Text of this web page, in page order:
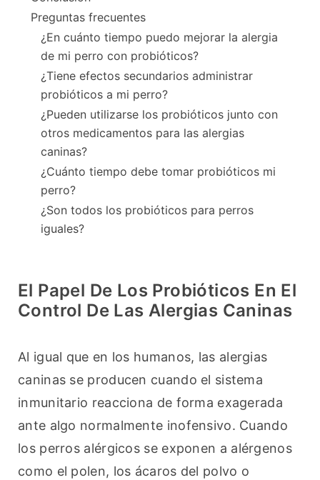
Preguntas frecuentes
¿En cuánto tiempo puedo mejorar la alergia
de mi perro con probióticos?
¿Tiene efectos secundarios administrar
probióticos a mi perro?
¿Pueden utilizarse los probióticos junto con
otros medicamentos para las alergias
caninas?
¿Cuánto tiempo debe tomar probióticos mi
perro?
¿Son todos los probióticos para perros
iguales?
El Papel De Los Probióticos En El
Control De Las Alergias Caninas
Al igual que en los humanos, las alergias
caninas se producen cuando el sistema
inmunitario reacciona de forma exagerada
ante algo normalmente inofensivo. Cuando
los perros alérgicos se exponen a alérgenos
como el polen, los ácaros del polvo o